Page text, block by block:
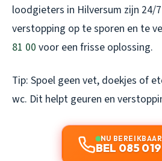
loodgieters in Hilversum zijn 24/
verstopping op te sporen en te
81 00 voor een frisse oplossing.
Tip: Spoel geen vet, doekjes of
wc. Dit helpt geuren en
NU BEREIKBAAR
BEL 085